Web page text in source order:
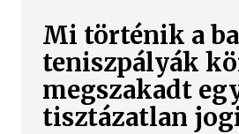
Mi történik a
teniszpályák
megszakadt
tisztázatlan